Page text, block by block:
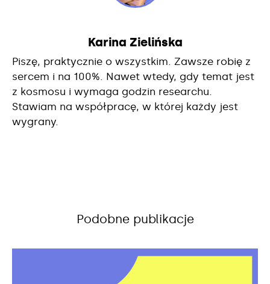
Karina Zielińska
Piszę, praktycznie o wszystkim. Zawsze robię z
sercem i na 100%. Nawet wtedy, gdy temat jest
z kosmosu i wymaga godzin researchu.
Stawiam na współpracę, w której każdy jest
wygrany.
Podobne publikacje